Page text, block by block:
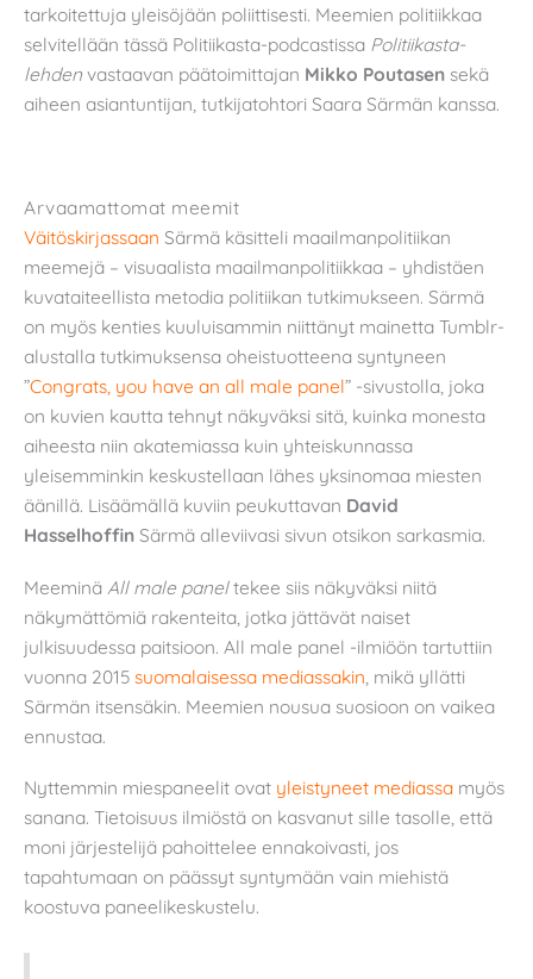
tarkoitettuja yleisöjään poliittisesti. Meemien politiikkaa
selvitellään tässä Politiikasta-podcastissa Politiikasta-
lehden vastaavan päätoimittajan Mikko Poutasen sekä
aiheen asiantuntijan, tutkijatohtori Saara Särmän kanssa.
Arvaamattomat meemit
Väitöskirjassaan Särmä käsitteli maailmanpolitiikan
meemejä – visuaalista maailmanpolitiikkaa – yhdistäen
kuvataiteellista metodia politiikan tutkimukseen. Särmä
on myös kenties kuuluisammin niittänyt mainetta Tumblr-
alustalla tutkimuksensa oheistuotteena syntyneen
”Congrats, you have an all male panel” -sivustolla, joka
on kuvien kautta tehnyt näkyväksi sitä, kuinka monesta
aiheesta niin akatemiassa kuin yhteiskunnassa
yleisemminkin keskustellaan lähes yksinomaa miesten
äänillä. Lisäämällä kuviin peukuttavan David
Hasselhoffin Särmä alleviivasi sivun otsikon sarkasmia.
Meeminä All male paneltekee siis näkyväksi niitä
näkymättömiä rakenteita, jotka jättävät naiset
julkisuudessa paitsioon. All male panel -ilmiöön tartuttiin
vuonna 2015 suomalaisessa mediassakin , mikä yllätti
Särmän itsensäkin. Meemien nousua suosioon on vaikea
ennustaa.
Nyttemmin miespaneelit ovat yleistyneet mediassa myös
sanana. Tietoisuus ilmiöstä on kasvanut sille tasolle, että
moni järjestelijä pahoittelee ennakoivasti, jos
tapahtumaan on päässyt syntymään vain miehistä
koostuva paneelikeskustelu.